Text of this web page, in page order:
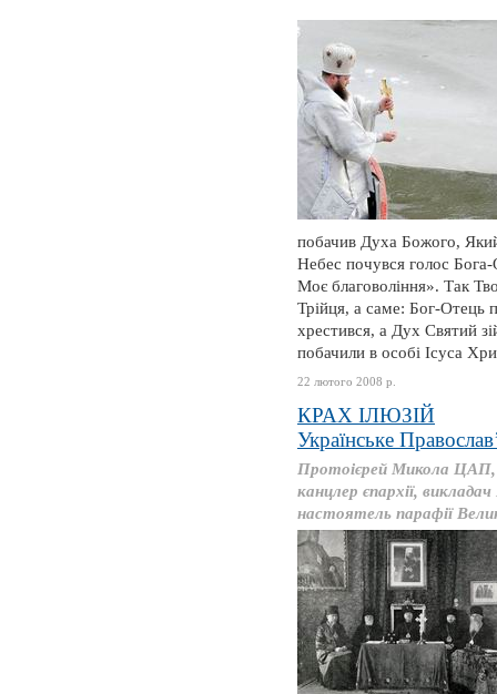
побачив Духа Божого, Який
Небес почувся голос
Моє благовоління». Так
Трійця, а саме: Бог-Отець
хрестився, а Дух Святий
побачили в особі Ісуса
22 лютого 2008 р.
КРАХ ІЛЮЗІЙ
Українське
Протоієрей Микола ЦАП,
канцлер єпархії, викладач
настоятель парафії